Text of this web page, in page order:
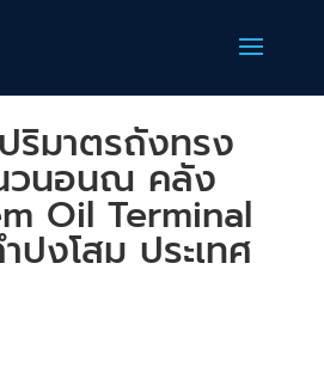
ริมาตรถังทรง
วนอนณ คลัง
Oil Terminal
ปงโสม ประเทศ